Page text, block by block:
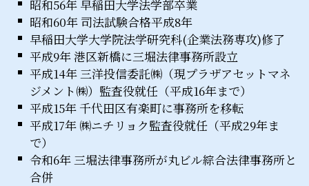
昭和56年 早稲田大学法学部卒業
昭和60年 司法試験合格平成8年
早稲田大学大学院法学研究科(企業法務専攻)修了
平成9年 港区新橋に三堀法律事務所設立
平成14年 三洋投信委託㈱（現プラザアセットマネ
ジメント㈱）監査役就任（平成16年まで）
平成15年 千代田区有楽町に事務所を移転
平成17年 ㈱ニチリョク監査役就任（平成29年ま
で）
令和6年 三堀法律事務所が丸ビル綜合法律事務所と
合併